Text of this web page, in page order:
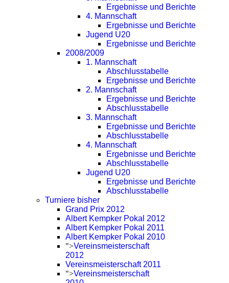
Ergebnisse und Berichte
4. Mannschaft
Ergebnisse und Berichte
Jugend U20
Ergebnisse und Berichte
2008/2009
1. Mannschaft
Abschlusstabelle
Ergebnisse und Berichte
2. Mannschaft
Ergebnisse und Berichte
Abschlusstabelle
3. Mannschaft
Ergebnisse und Berichte
Abschlusstabelle
4. Mannschaft
Ergebnisse und Berichte
Abschlusstabelle
Jugend U20
Ergebnisse und Berichte
Abschlusstabelle
Turniere bisher
Grand Prix 2012
Albert Kempker Pokal 2012
Albert Kempker Pokal 2011
Albert Kempker Pokal 2010
">Vereinsmeisterschaft
2012
Vereinsmeisterschaft 2011
">Vereinsmeisterschaft